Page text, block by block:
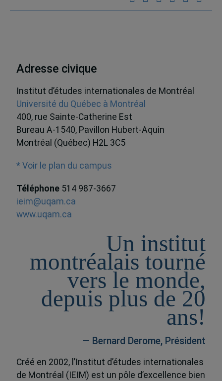
Adresse civique
Institut d’études internationales de Montréal
Université du Québec à Montréal
400, rue Sainte-Catherine Est
Bureau A-1540, Pavillon Hubert-Aquin
Montréal (Québec) H2L 3C5
* Voir le plan du campus
Téléphone 514 987-3667
ieim@uqam.ca
www.uqam.ca
Un institut
montréalais tourné
vers le monde,
depuis plus de 20
ans!
— Bernard Derome, Président
Créé en 2002, l’Institut d’études internationales
de Montréal (IEIM) est un pôle d’excellence bien